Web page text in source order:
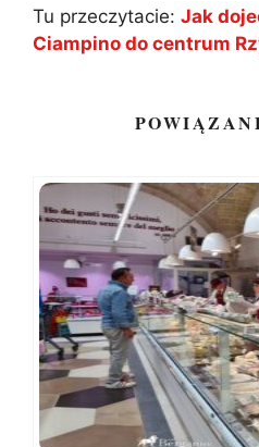
Tu przeczytacie: Jak
Ciampino do centrum